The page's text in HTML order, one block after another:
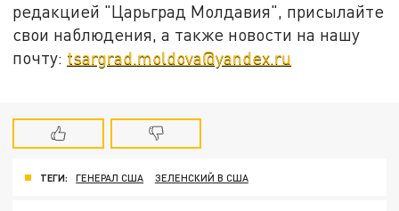
редакцией "Царьград Молдавия", присылайте
свои наблюдения, а также новости на нашу
почту: tsargrad.moldova@yandex.ru
ТЕГИ: ГЕНЕРАЛ США ЗЕЛЕНСКИЙ В США